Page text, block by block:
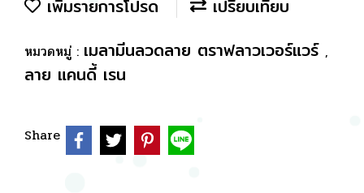
เพิ่มรายการโปรด เปรียบเทียบ
หมวดหมู่ : เมลามีนลวดลาย ตราฟลาวเวอร์แวร์ ,
ลาย แคนดี้ เรน
Share